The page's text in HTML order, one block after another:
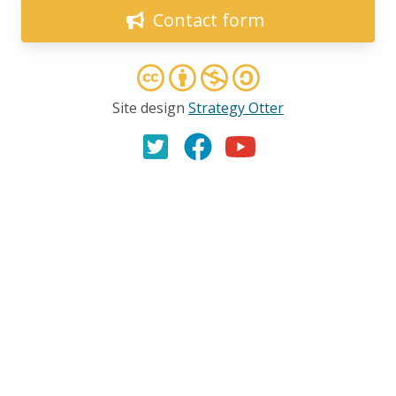
l’environnement
27.03.2025
AMI(E)S DE MINES ALERTE
Victoire citoyenne importante! La CPTAQ refuse à
Contact form
Site design Strategy Otter